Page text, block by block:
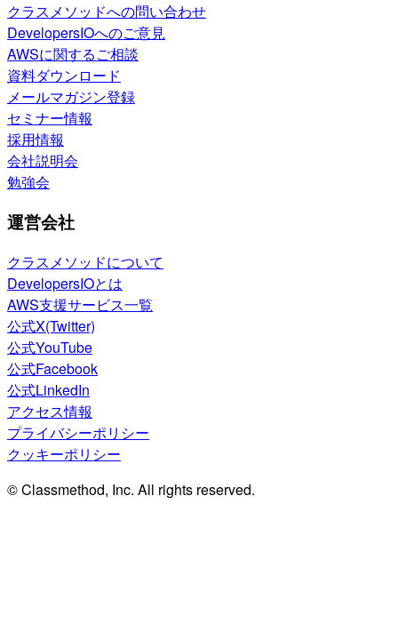
クラスメソッドへの問い合わせ
DevelopersIOへのご意見
AWSに関するご相談
資料ダウンロード
メールマガジン登録
セミナー情報
採用情報
会社説明会
勉強会
運営会社
クラスメソッドについて
DevelopersIOとは
AWS支援サービス一覧
公式X(Twitter)
公式YouTube
公式Facebook
公式LinkedIn
アクセス情報
プライバシーポリシー
クッキーポリシー
© Classmethod, Inc. All rights reserved.